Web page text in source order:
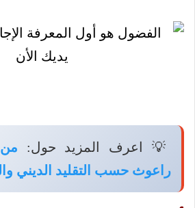
💡 اعرف المزيد حول:
راعوث حسب التقليد الديني